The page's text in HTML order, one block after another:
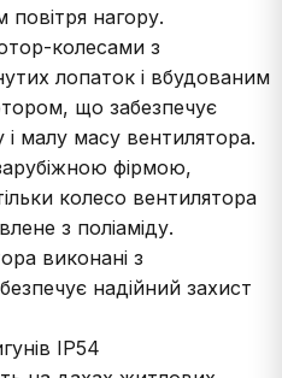
нагору.
колесами з
лопаток і вбудованим
що забезпечує
малу масу вентилятора.
фірмою,
колесо вентилятора
з поліаміду.
виконані з
надійний захист
IP54